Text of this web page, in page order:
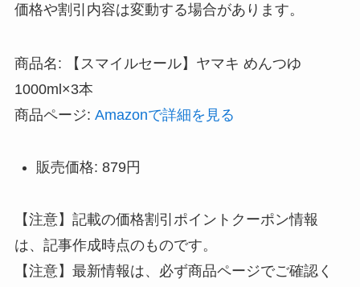
価格や割引内容は変動する場合があります。
商品名: 【スマイルセール】ヤマキ めんつゆ
1000ml×3本
商品ページ: Amazonで詳細を見る
販売価格: 879円
【注意】記載の価格割引ポイントクーポン情報
は、記事作成時点のものです。
【注意】最新情報は、必ず商品ページでご確認く